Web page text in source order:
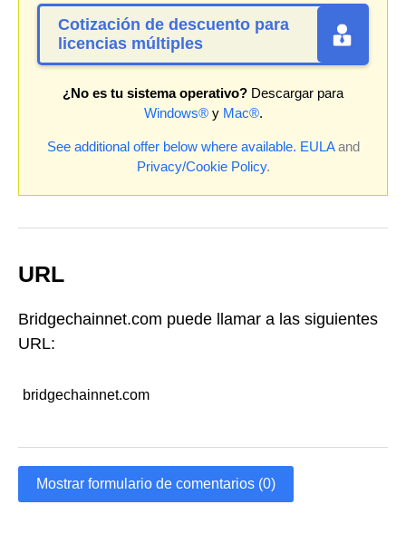
Cotización de descuento para
licencias múltiples
¿No es tu sistema operativo? Descargar para
Windows®y Mac®.
See additional offer below where available. EULAand
Privacy/Cookie Policy.
URL
Bridgechainnet.com puede llamar a las siguientes
URL:
bridgechainnet.com
Mostrar formulario de comentarios (0)